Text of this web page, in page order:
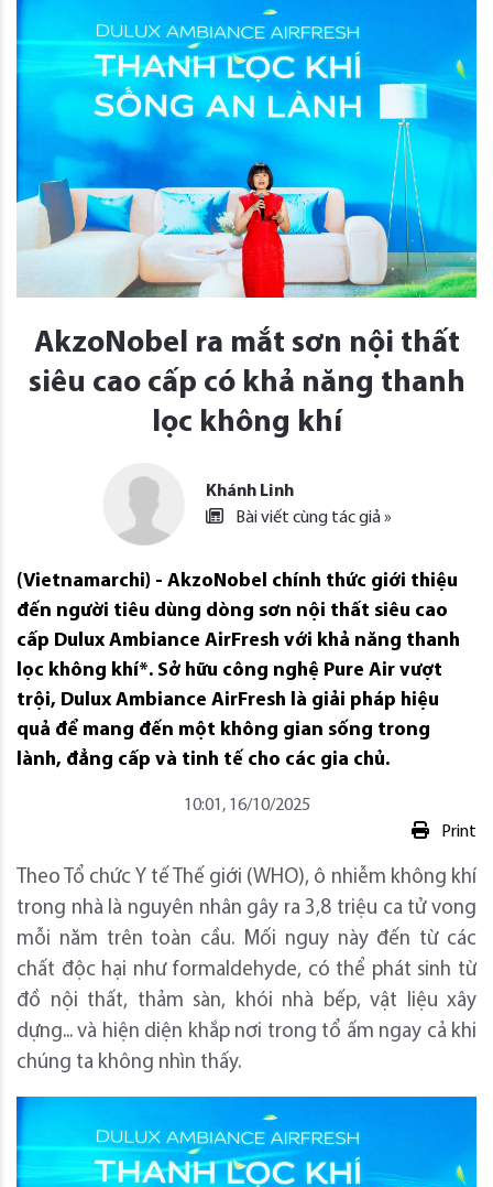
AkzoNobel ra mắt sơn nội thất
siêu cao cấp có khả năng thanh
lọc không khí
Khánh Linh
Bài viết cùng tác giả »
(Vietnamarchi) - AkzoNobel chính thức giới thiệu
đến người tiêu dùng dòng sơn nội thất siêu cao
cấp Dulux Ambiance AirFresh với khả năng thanh
lọc không khí*. Sở hữu công nghệ Pure Air vượt
trội, Dulux Ambiance AirFresh là giải pháp hiệu
quả để mang đến một không gian sống trong
lành, đẳng cấp và tinh tế cho các gia chủ.
10:01, 16/10/2025
Print
Theo Tổ chức Y tế Thế giới (WHO), ô nhiễm không khí
trong nhà là nguyên nhân gây ra 3,8 triệu ca tử vong
mỗi năm trên toàn cầu. Mối nguy này đến từ các
chất độc hại như formaldehyde, có thể phát sinh từ
đồ nội thất, thảm sàn, khói nhà bếp, vật liệu xây
dựng... và hiện diện khắp nơi trong tổ ấm ngay cả khi
chúng ta không nhìn thấy.